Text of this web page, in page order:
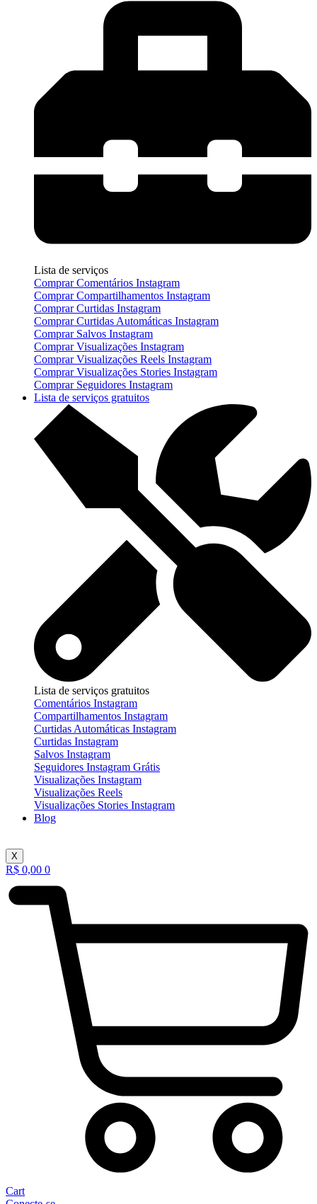
Lista de serviços
Comprar Comentários Instagram
Comprar Compartilhamentos Instagram
Comprar Curtidas Instagram
Comprar Curtidas Automáticas Instagram
Comprar Salvos Instagram
Comprar Visualizações Instagram
Comprar Visualizações Reels Instagram
Comprar Visualizações Stories Instagram
Comprar Seguidores Instagram
Lista de serviços gratuitos
Lista de serviços gratuitos
Comentários Instagram
Compartilhamentos Instagram
Curtidas Automáticas Instagram
Curtidas Instagram
Salvos Instagram
Seguidores Instagram Grátis
Visualizações Instagram
Visualizações Reels
Visualizações Stories Instagram
Blog
X
R$ 0,00 0
Cart